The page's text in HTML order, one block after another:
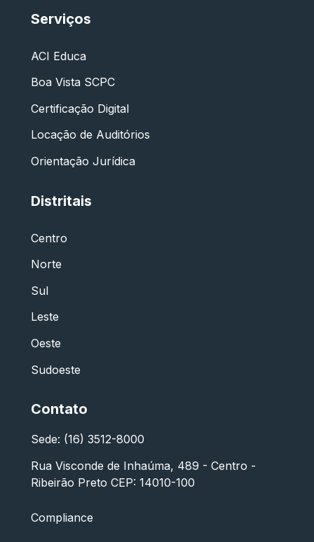
Serviços
ACI Educa
Boa Vista SCPC
Certificação Digital
Locação de Auditórios
Orientação Jurídica
Distritais
Centro
Norte
Sul
Leste
Oeste
Sudoeste
Contato
Sede: (16) 3512-8000
Rua Visconde de Inhaúma, 489 - Centro -
Ribeirão Preto CEP: 14010-100
Compliance